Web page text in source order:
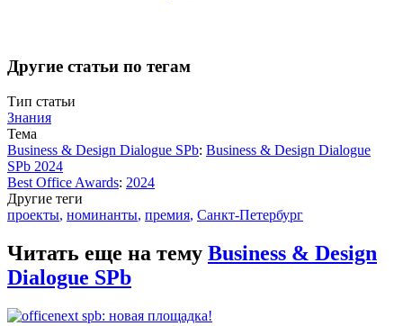
Другие статьи по тегам
Тип статьи
Знания
Тема
Business & Design Dialogue SPb: Business & Design Dialogue
SPb 2024
Best Office Awards: 2024
Другие теги
проекты, номинанты, премия, Санкт-Петербург
Читать еще на тему Business & Design
Dialogue SPb